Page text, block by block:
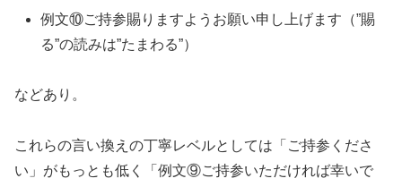
例文⑩ご持参賜りますようお願い申し上げます（”賜
る”の読みは”たまわる”）
などあり。
これらの言い換えの丁寧レベルとしては「ご持参くださ
い」がもっとも低く「例文⑨ご持参いただければ幸いで